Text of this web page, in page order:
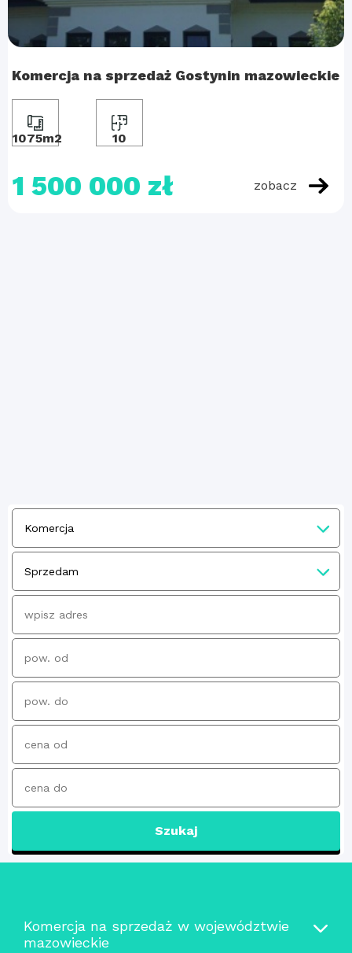
Komercja na sprzedaż Gostynin mazowieckie
1075m2 10
1 500 000 zł zobacz
Szukaj
Komercja na sprzedaż w województwie
mazowieckie